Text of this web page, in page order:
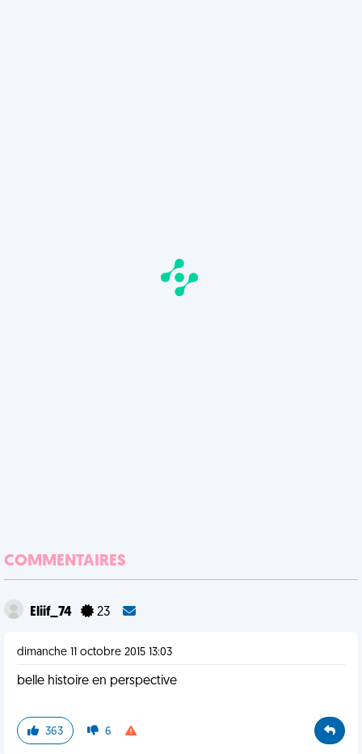
COMMENTAIRES
Eliif_74 23
dimanche 11 octobre 2015 13:03
belle histoire en perspective
363 6